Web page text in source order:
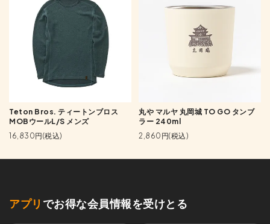
Teton Bros. ティートンブロス
MOBウールL/S メンズ
16,830円(税込)
丸や マルヤ 丸岡城 TO GO タンブ
ラー 240ml
2,860円(税込)
アプリ でお得な会員情報を受けとる